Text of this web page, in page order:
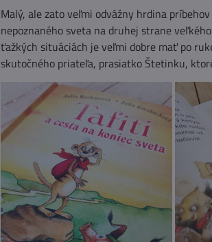
Malý, ale zato veľmi odvážny hrdina
nepoznaného sveta na druhej strane
ťažkých situáciách je veľmi dobre mať po
skutočného priateľa, prasiatko Štetinku,